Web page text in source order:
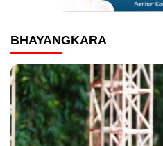
Sumber:
BHAYANGKARA